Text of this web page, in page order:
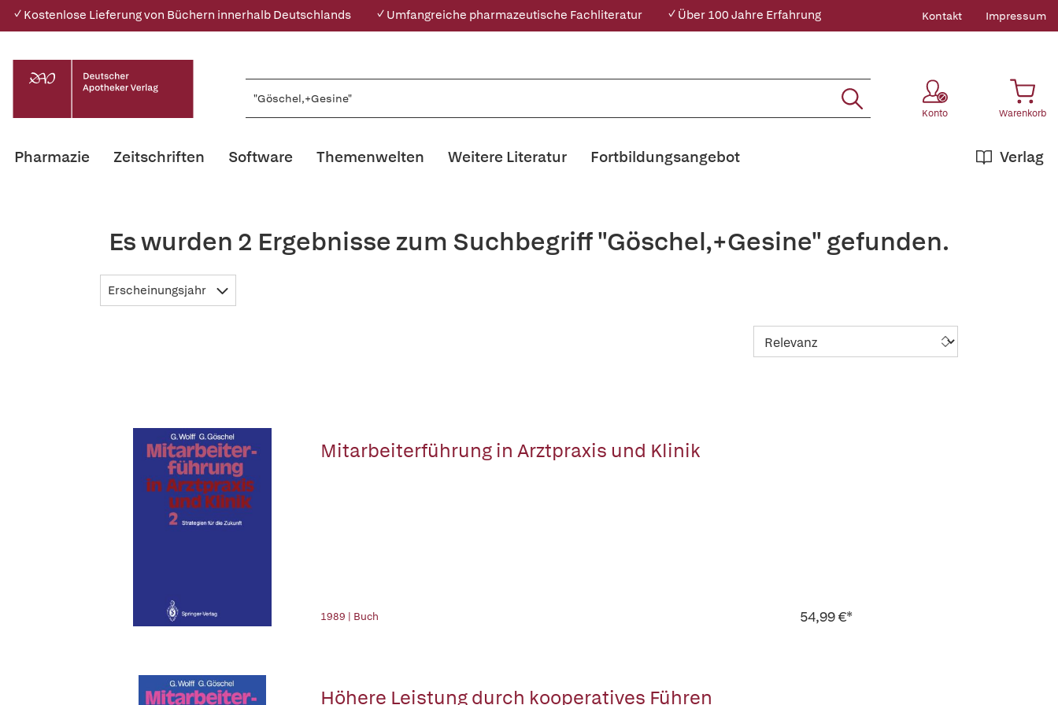
✓ Kostenlose Lieferung von Büchern innerhalb Deutschlands ✓ Umfangreiche pharmazeutische Fachliteratur ✓ Über 100 Jahre Erfahrung Kontakt Impressum
Konto Warenkorb
Pharmazie Zeitschriften Software Themenwelten Weitere Literatur Verlag
Fortbildungsangebot
Es wurden 2 Ergebnisse zum Suchbegriff "Göschel,+Gesine" gefunden.
Erscheinungsjahr
Mitarbeiterführung in Arztpraxis und Klinik
1989 | Buch 54,99 €*
Höhere Leistung durch kooperatives Führen